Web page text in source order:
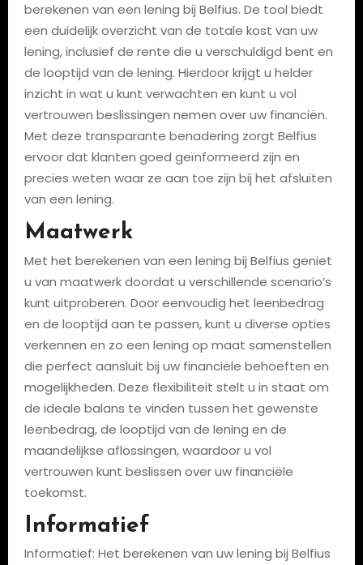
berekenen van een lening bij Belfius. De tool biedt
een duidelijk overzicht van de totale kost van uw
lening, inclusief de rente die u verschuldigd bent en
de looptijd van de lening. Hierdoor krijgt u helder
inzicht in wat u kunt verwachten en kunt u vol
vertrouwen beslissingen nemen over uw financiën.
Met deze transparante benadering zorgt Belfius
ervoor dat klanten goed geïnformeerd zijn en
precies weten waar ze aan toe zijn bij het afsluiten
van een lening.
Maatwerk
Met het berekenen van een lening bij Belfius geniet
u van maatwerk doordat u verschillende scenario’s
kunt uitproberen. Door eenvoudig het leenbedrag
en de looptijd aan te passen, kunt u diverse opties
verkennen en zo een lening op maat samenstellen
die perfect aansluit bij uw financiële behoeften en
mogelijkheden. Deze flexibiliteit stelt u in staat om
de ideale balans te vinden tussen het gewenste
leenbedrag, de looptijd van de lening en de
maandelijkse aflossingen, waardoor u vol
vertrouwen kunt beslissen over uw financiële
toekomst.
Informatief
Informatief: Het berekenen van uw lening bij Belfius